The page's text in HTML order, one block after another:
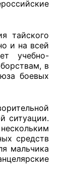
тайского
и на всей
учебно-
в
боевых
ситуации.
средств
мальчика